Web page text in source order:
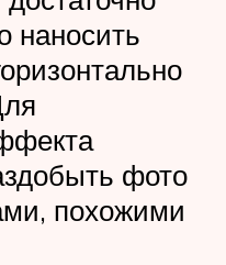
наносить
фото
похожими